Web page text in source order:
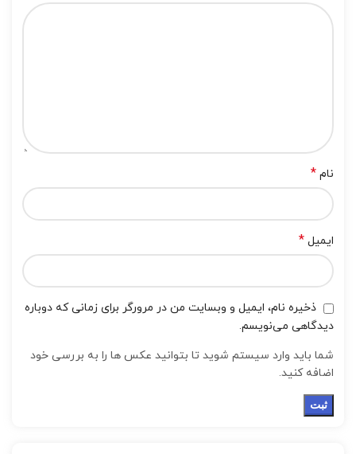
نام *
ایمیل *
ذخیره نام، ایمیل و وبسایت من در مرورگر برای زمانی که دوباره
دیدگاهی می‌نویسم.
شما باید وارد سیستم شوید تا بتوانید عکس ها را به بررسی خود
اضافه کنید.